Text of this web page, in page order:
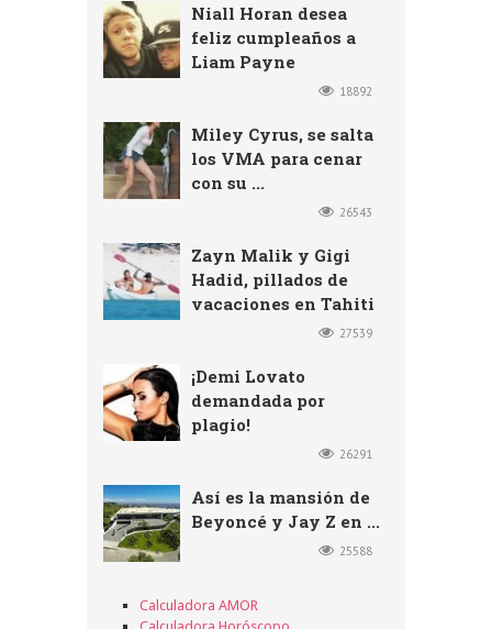
Niall Horan desea
feliz cumpleaños a
Liam Payne
18892
Miley Cyrus, se salta
los VMA para cenar
con su ...
26543
Zayn Malik y Gigi
Hadid, pillados de
vacaciones en Tahiti
27539
¡Demi Lovato
demandada por
plagio!
26291
Así es la mansión de
Beyoncé y Jay Z en ...
25588
Calculadora AMOR